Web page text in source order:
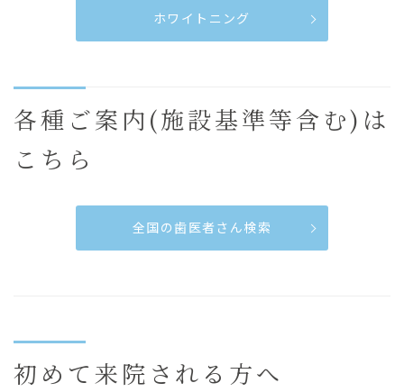
ホワイトニング
各種ご案内(施設基準等含む)は
こちら
全国の歯医者さん検索
初めて来院される方へ